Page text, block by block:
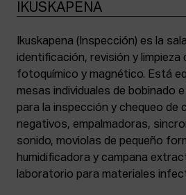
IKUSKAPENA
Ikuskapena (Inspección) es la
identificación, revisión y limpieza
fotoquímico y magnético. Está
mesas individuales de bobinado
para la inspección y chequeo de
negativos, empalmadoras,
sonido, moviolas de pequeño
humidificadora y campana
laboratorio para materiales